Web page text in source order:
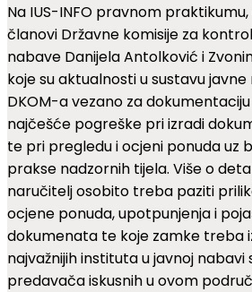
Na IUS-INFO pravnom
članovi Državne komisije za
nabave Danijela Antolković i
koje su aktualnosti u sustavu
DKOM-a vezano za
najčešće pogreške pri izradi
te pri pregledu i ocjeni ponuda uz
prakse nadzornih tijela. Više o
naručitelj osobito treba paziti
ocjene ponuda, upotpunjenja i
dokumenata te koje zamke treba
najvažnijih instituta u javnoj nabavi
predavača iskusnih u ovom